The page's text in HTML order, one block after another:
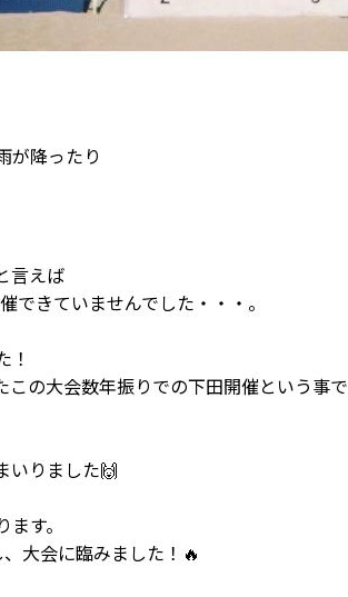
が降ったり
言えば
できていませんでした・・・。
！
の大会数年振りでの下田開催という事で
いりました🙌
す。
大会に臨みました！🔥